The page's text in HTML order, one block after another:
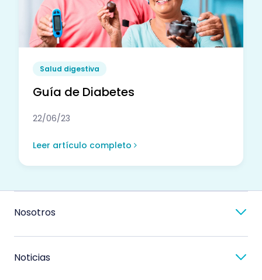
Salud digestiva
Guía de Diabetes
22/06/23
Leer artículo completo
Nosotros
Noticias